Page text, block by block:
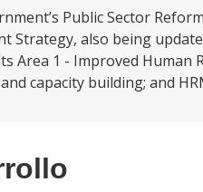
Public Sector
Strategy, also being
Area 1 - Improved
capacity building; and